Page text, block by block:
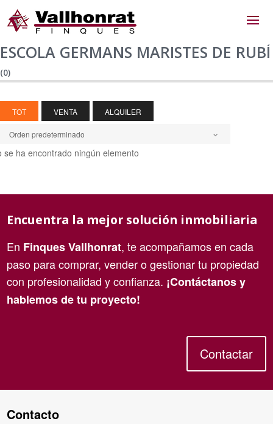
ESCOLA GERMANS MARISTES DE RUBÍ
(0)
TOT VENTA ALQUILER
Orden predeterminado
se ha encontrado ningún elemento
Encuentra la mejor solución inmobiliaria
En Finques Vallhonrat, te acompañamos en cada
paso para comprar, vender o gestionar tu propiedad
con profesionalidad y confianza. ¡Contáctanos y
hablemos de tu proyecto!
Contactar
Contacto